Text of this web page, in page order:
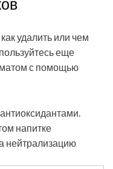
удалить или чем
еще
с помощью
напитке
нейтрализацию